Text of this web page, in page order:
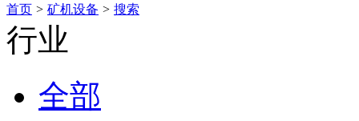
首页 > 矿机设备 > 搜索
行业
全部